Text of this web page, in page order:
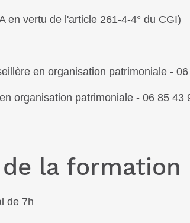
en vertu de l'article 261-4-4° du CGI)
en organisation patrimoniale -
organisation patrimoniale - 06 85 43
la
de 7h